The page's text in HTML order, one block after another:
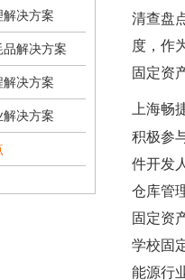
解决方案
品解决方案
解决方案
解决方案
清查盘
度，作
固定资
上海畅
积极参
件开发
仓库管
固定资
学校固
能源行